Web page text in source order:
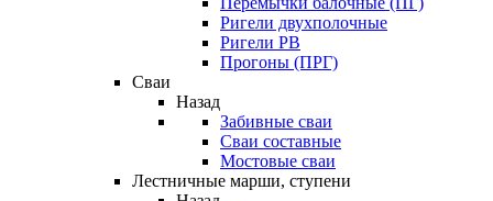
Ригели двухполочные
Ригели РВ
Прогоны (ПРГ)
Сваи
Назад
Забивные сваи
Сваи составные
Мостовые сваи
Лестничные марши, ступени